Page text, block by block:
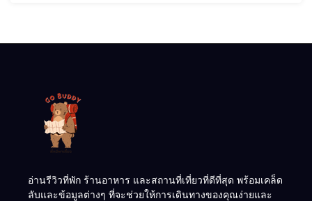
อ่านรีวิวที่พัก ร้านอาหาร และสถานที่เที่ยวที่ดีที่สุด พร้อมเคล็ด
ลับและข้อมูลต่างๆ ที่จะช่วยให้การเดินทางของคุณง่ายและ